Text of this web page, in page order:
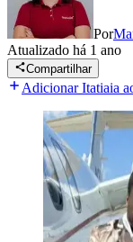
Por
Atualizado há 1 ano
Compartilhar
Adicionar Itatiaia